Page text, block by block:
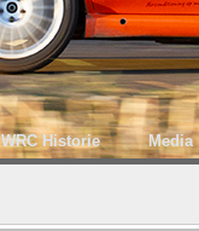
WRC Historie Media